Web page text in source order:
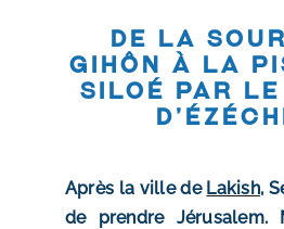
RECHERCHER:
S’inscrire à la newsletter
De la
Gihôn à la
Siloé par
Après la ville de Lakish,
de prendre